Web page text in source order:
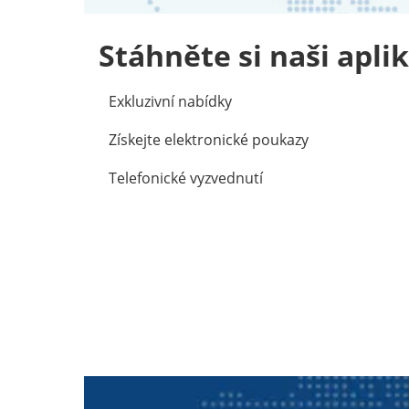
Stáhněte si naši
Exkluzivní nabídky
Získejte elektronické poukazy
Telefonické vyzvednutí